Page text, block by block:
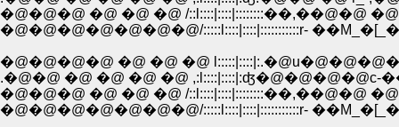
�@�@�@ �@ �@ �@ /::l::::|::::|::::::::��,��@�@
�@�@�@�@�@�@�@/:::::l::::|::::|:::::::::::r-
�@�@�@�@ �@ �@ �@
.�@�@ �@ �@ �@ �@ ,:l::::|::::|:ʤ�@�@�@�@c-
�@�@�@ �@ �@ �@ /::l::::|::::|::::::::��,��@�@
�@�@�@�@�@�@�@/:::::l::::|::::|:::::::::::r-